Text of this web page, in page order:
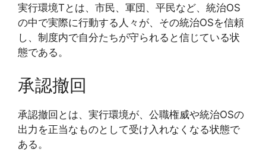
実行環境Tとは、市民、軍団、平民など、統治OS
の中で実際に行動する人々が、その統治OSを信頼
し、制度内で自分たちが守られると信じている状
態である。
承認撤回
承認撤回とは、実行環境が、公職権威や統治OSの
出力を正当なものとして受け入れなくなる状態で
ある。